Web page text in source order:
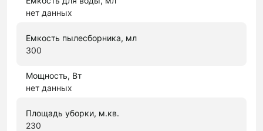
нет данных
Емкость пылесборника, мл
300
Мощность, Вт
нет данных
Площадь уборки, м.кв.
230